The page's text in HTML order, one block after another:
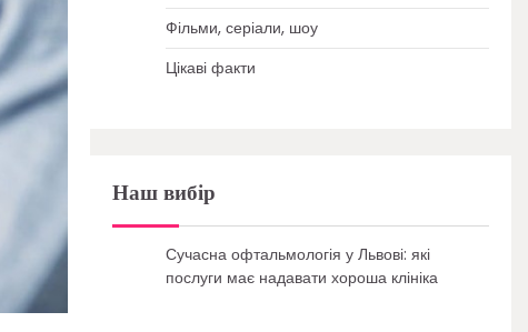
Фільми, серіали, шоу
Цікаві факти
Наш вибір
Сучасна офтальмологія у Львові: які
послуги має надавати хороша клініка